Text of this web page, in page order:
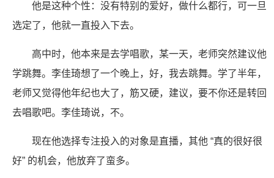
他是这种个性：没有特别的爱好，做什么都行，可一旦
选定了，他就一直投入下去。
高中时，他本来是去学唱歌，某一天，老师突然建议他
学跳舞。李佳琦想了一个晚上，好，我去跳舞。学了半年，
老师又觉得他年纪也大了，筋又硬，建议，要不你还是转回
去唱歌吧。李佳琦说，不。
现在他选择专注投入的对象是直播，其他 “真的很好很
好” 的机会，他放弃了蛮多。